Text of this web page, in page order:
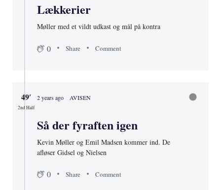
Lækkerier
Møller med et vildt udkast og mål på kontra
0 Share Comment
49′
2nd Half
2 years ago AVISEN
Så der fyraften igen
Kevin Møller og Emil Madsen kommer ind. De
afløser Gidsel og Nielsen
0 Share Comment